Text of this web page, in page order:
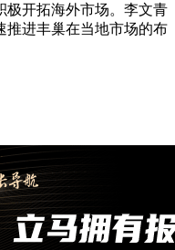
极开拓海外市场。李文青
推进丰巢在当地市场的布